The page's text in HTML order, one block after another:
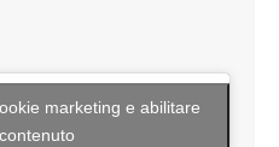
marketing e abilitare